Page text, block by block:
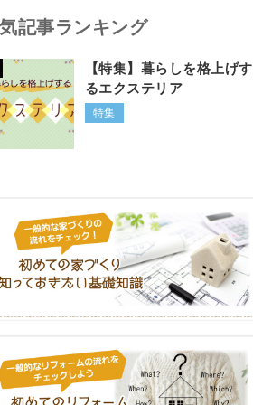
記事ランキング
【特集】暮らしを格上げす
るエクステリア
特集